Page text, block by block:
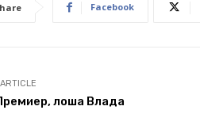
Facebook
лоша Влада